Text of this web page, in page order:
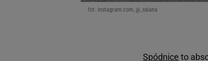
fot. instagram.com, @_ssiana
Spódnice to